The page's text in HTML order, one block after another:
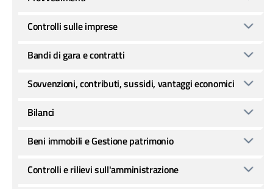
Controlli sulle imprese
Bandi di gara e contratti
Sovvenzioni, contributi, sussidi, vantaggi economici
Bilanci
Beni immobili e Gestione patrimonio
Controlli e rilievi sull'amministrazione